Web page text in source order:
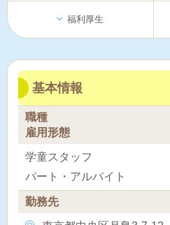
福利厚生
基本情報
職種
雇用形態
学童スタッフ
パート・アルバイト
勤務先